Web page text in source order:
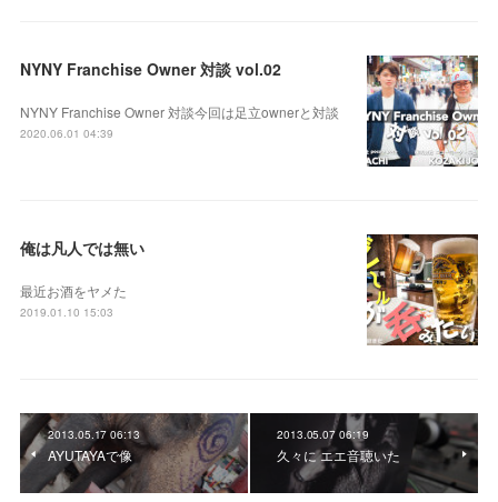
NYNY Franchise Owner 対談 vol.02
NYNY Franchise Owner 対談今回は足立ownerと対談
2020.06.01 04:39
俺は凡人では無い
最近お酒をヤメた
2019.01.10 15:03
2013.05.17 06:13
AYUTAYAで像
2013.05.07 06:19
久々に エエ音聴いた